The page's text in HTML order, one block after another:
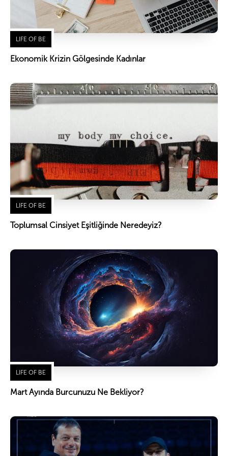
LIFE OF BE
Ekonomik Krizin Gölgesinde Kadınlar
LIFE OF BE
Toplumsal Cinsiyet Eşitliğinde Neredeyiz?
LIFE OF BE
Mart Ayında Burcunuzu Ne Bekliyor?